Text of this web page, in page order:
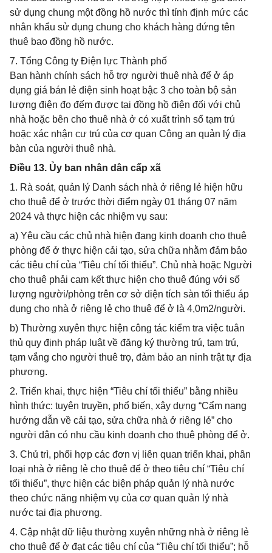
sử dụng chung một đồng hồ nước thì tính định mức các
nhân khẩu sử dụng chung cho khách hàng đứng tên
thuê bao đồng hồ nước.
7. Tổng Công ty Điện lực Thành phố
Ban hành chính sách hỗ trợ người thuê nhà để ở áp
dụng giá bán lẻ điện sinh hoạt bậc 3 cho toàn bộ sản
lượng điện đo đếm được tại đồng hồ điện đối với chủ
nhà hoặc bên cho thuê nhà ở có xuất trình sổ tạm trú
hoặc xác nhận cư trú của cơ quan Công an quản lý địa
bàn của người thuê nhà.
Điều 13. Ủy ban nhân dân cấp xã
1. Rà soát, quản lý Danh sách nhà ở riêng lẻ hiện hữu
cho thuê để ở trước thời điểm ngày 01 tháng 07 năm
2024 và thực hiện các nhiệm vụ sau:
a) Yêu cầu các chủ nhà hiện đang kinh doanh cho thuê
phòng để ở thực hiện cải tạo, sửa chữa nhằm đảm bảo
các tiêu chí của “Tiêu chí tối thiểu”. Chủ nhà hoặc Người
cho thuê phải cam kết thực hiện cho thuê đúng với số
lượng người/phòng trên cơ sở diện tích sàn tối thiểu áp
dụng cho nhà ở riêng lẻ cho thuê để ở là 4,0m2/người.
b) Thường xuyên thực hiện công tác kiểm tra việc tuân
thủ quy định pháp luật về đăng ký thường trú, tạm trú,
tạm vắng cho người thuê trọ, đảm bảo an ninh trật tự địa
phương.
2. Triển khai, thực hiện “Tiêu chí tối thiểu” bằng nhiều
hình thức: tuyên truyền, phổ biến, xây dựng “Cẩm nang
hướng dẫn về cải tạo, sửa chữa nhà ở riêng lẻ” cho
người dân có nhu cầu kinh doanh cho thuê phòng để ở.
3. Chủ trì, phối hợp các đơn vị liên quan triển khai, phân
loại nhà ở riêng lẻ cho thuê để ở theo tiêu chí “Tiêu chí
tối thiểu”, thực hiện các biện pháp quản lý nhà nước
theo chức năng nhiệm vụ của cơ quan quản lý nhà
nước tại địa phương.
4. Cập nhật dữ liệu thường xuyên những nhà ở riêng lẻ
cho thuê để ở đạt các tiêu chí của “Tiêu chí tối thiểu”; hỗ